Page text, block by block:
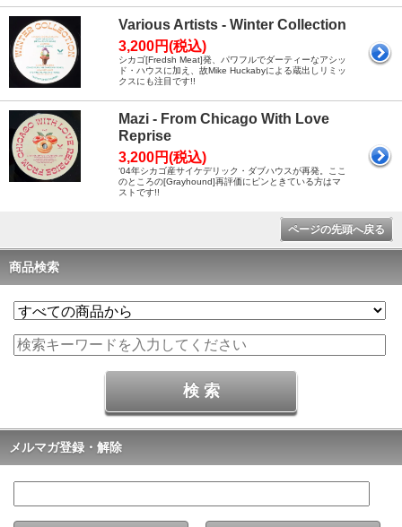
Various Artists - Winter Collection
3,200円(税込)
シカゴ[Fredsh Meat]発、パワフルでダーティーなアシッ
ド・ハウスに加え、故Mike Huckabyによる蔵出しリミッ
クスにも注目です!!
Mazi - From Chicago With Love
Reprise
3,200円(税込)
‘04年シカゴ産サイケデリック・ダブハウスが再発。ここ
のところの[Grayhound]再評価にピンときている方はマ
ストです!!
ページの先頭へ戻る
商品検索
メルマガ登録・解除